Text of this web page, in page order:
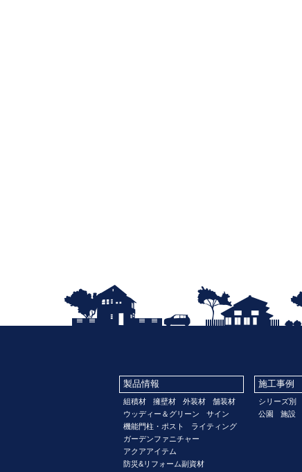
製品情報
組積材 擁壁材 外装材
舗装材
ウッディー＆グリーン
サイン
機能門柱・ポスト
ライティング
ガーデンファニチャー
アクアアイテム
防災&リフォーム副資材
施工事例
シリーズ別
公園
施設